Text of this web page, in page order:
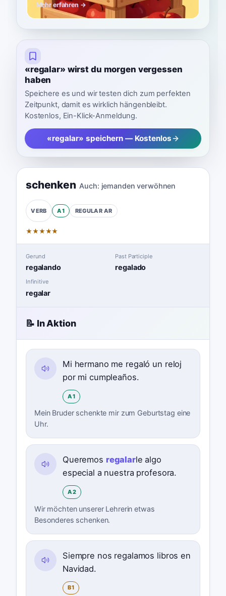
Mehr erfahren →
«regalar» wirst du morgen vergessen
haben
Speichere es und wir testen dich zum perfekten
Zeitpunkt, damit es wirklich hängenbleibt.
Kostenlos, Ein-Klick-Anmeldung.
«regalar» speichern — Kostenlos
schenken Auch: jemanden verwöhnen
VERB A1 REGULAR AR
★★★★★
Gerund
regalando
Past Participle
regalado
Infinitive
regalar
📝 In Aktion
Mi hermano me regaló un reloj
por mi cumpleaños.
A1
Mein Bruder schenkte mir zum Geburtstag eine
Uhr.
Queremos regalarle algo
especial a nuestra profesora.
A2
Wir möchten unserer Lehrerin etwas
Besonderes schenken.
Siempre nos regalamos libros en
Navidad.
B1